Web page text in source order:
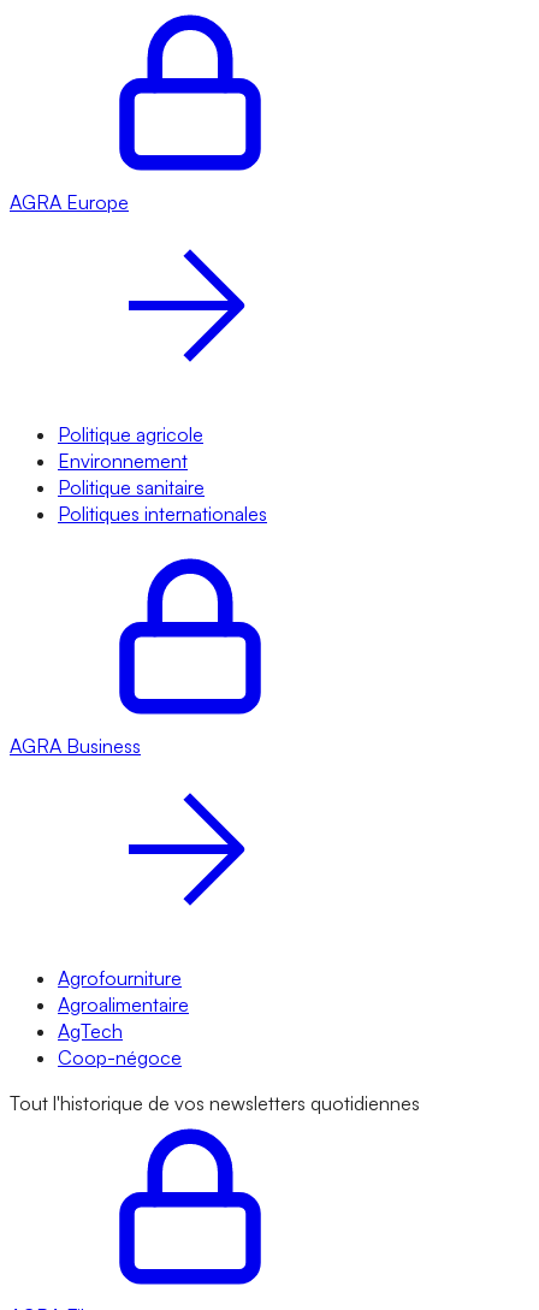
AGRA Europe
Politique agricole
Environnement
Politique sanitaire
Politiques internationales
AGRA Business
Agrofourniture
Agroalimentaire
AgTech
Coop-négoce
Tout l'historique de vos newsletters quotidiennes